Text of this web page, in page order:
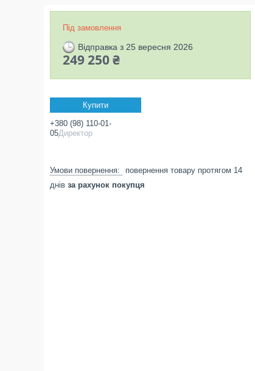
Під замовлення
Відправка з 25 вересня 2026
249 250 ₴
Купити
+380 (98) 110-01-
05Директор
повернення товару протягом 14
днів за рахунок покупця